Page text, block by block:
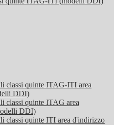
classi quinte ITAG-ITI area
DDI)
classi quinte ITAG area
DDI)
classi quinte ITI area d'indirizzo